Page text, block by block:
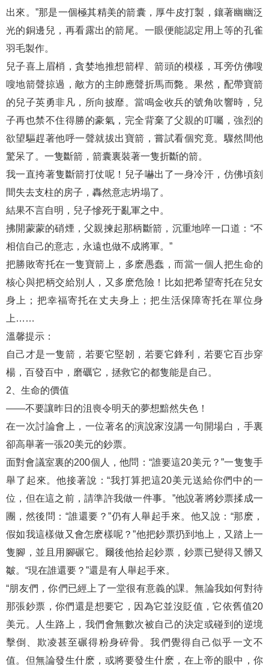
出來。”那是一個極其精美的箭囊，厚牛皮打製，鑲著幽幽泛
光的銅邊兒，再看露出的箭尾。一眼便能認定用上等的孔雀
羽毛製作。
兒子喜上眉梢，貪婪地推想箭桿、箭頭的模樣，耳旁仿佛嗖
嗖地箭聲掠過，敵方的主帥應聲折馬而斃。果然，配帶寶箭
的兒子英勇非凡，所向披靡。當鳴金收兵的號角吹響時，兒
子再也禁不住得勝的豪氣，完全背棄了父親的叮囑，強烈的
欲望驅趕著他呼一聲就拔出寶箭，嘗試看個究竟。驟然間他
驚呆了。一隻斷箭，箭囊裏裝著一隻折斷的箭。
我一直挎著隻斷箭打仗呢！兒子嚇出了一身冷汗，仿佛頃刻
間失去支柱的房子，轟然意志坍塌了。
結果不言自明，兒子慘死于亂軍之中。
拂開蒙蒙的硝煙，父親揀起那柄斷箭，沉重地啐一口道：“不
相信自己的意志，永遠也做不成將軍。”
把勝敗寄托在一隻寶箭上，多麽愚蠢，而當一個人把生命的
核心與把柄交給別人，又多麽危險！比如把希望寄托在兒女
身上；把幸福寄托在丈夫身上；把生活保障寄托在單位身
上……
溫馨提示：
自己才是一隻箭，若要它堅韌，若要它鋒利，若要它百步穿
楊，百發百中，磨礪它，拯救它的都隻能是自己。
2、生命的價值
——不要讓昨日的沮喪令明天的夢想黯然失色！
在一次討論會上，一位著名的演說家沒講一句開場白，手裏
卻高舉著一張20美元的鈔票。
面對會議室裏的200個人，他問：“誰要這20美元？”一隻隻手
舉了起來。他接著說：“我打算把這20美元送給你們中的一
位，但在這之前，請準許我做一件事。”他說著將鈔票揉成一
團，然後問：“誰還要？”仍有人舉起手來。他又說：“那麽，
假如我這樣做又會怎麽樣呢？”他把鈔票扔到地上，又踏上一
隻腳，並且用腳碾它。爾後他拾起鈔票，鈔票已變得又髒又
皺。“現在誰還要？”還是有人舉起手來。
“朋友們，你們已經上了一堂很有意義的課。無論我如何對待
那張鈔票，你們還是想要它，因為它並沒貶值，它依舊值20
美元。人生路上，我們會無數次被自己的決定或碰到的逆境
擊倒、欺凌甚至碾得粉身碎骨。我們覺得自己似乎一文不
值。但無論發生什麽，或將要發生什麽，在上帝的眼中，你